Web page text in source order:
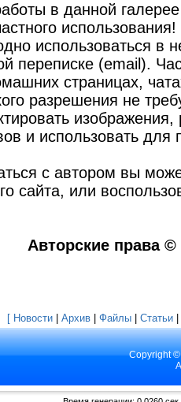
в данной
использоваться в
переписке (email).
страницах,
разрешения не
изображения,
и использовать для
с автором вы
сайта, или
Авторские права ©
[ Новости Архив Файлы Статьи
Copyright